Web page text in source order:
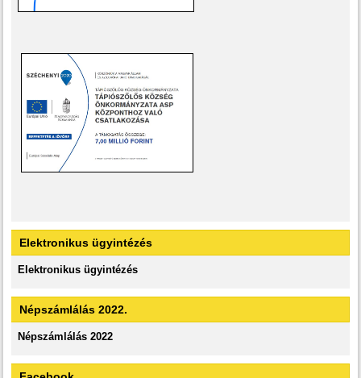
Elektronikus ügyintézés
Elektronikus ügyintézés
Népszámlálás 2022.
Népszámlálás 2022